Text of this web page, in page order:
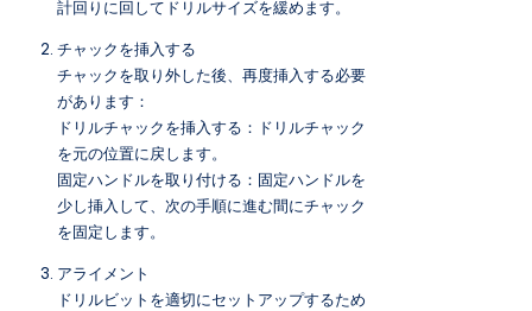
計回りに回してドリルサイズを緩めます。
チャックを挿入する
チャックを取り外した後、再度挿入する必要
があります：
ドリルチャックを挿入する：ドリルチャック
を元の位置に戻します。
固定ハンドルを取り付ける：固定ハンドルを
少し挿入して、次の手順に進む間にチャック
を固定します。
アライメント
ドリルビットを適切にセットアップするため